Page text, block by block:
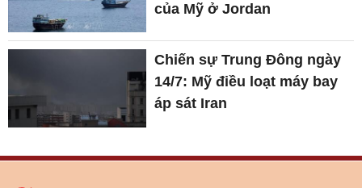
của Mỹ ở Jordan
Chiến sự Trung Đông ngày
14/7: Mỹ điều loạt máy bay
áp sát Iran